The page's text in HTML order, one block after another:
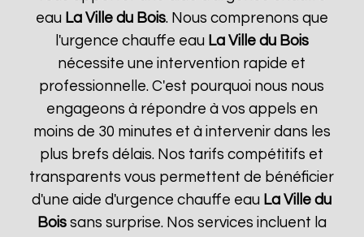
eau La Ville du Bois. Nous comprenons que
l'urgence chauffe eau La Ville du Bois
nécessite une intervention rapide et
professionnelle. C'est pourquoi nous nous
engageons à répondre à vos appels en
moins de 30 minutes et à intervenir dans les
plus brefs délais. Nos tarifs compétitifs et
transparents vous permettent de bénéficier
d'une aide d'urgence chauffe eau La Ville du
Boissans surprise. Nos services incluent la